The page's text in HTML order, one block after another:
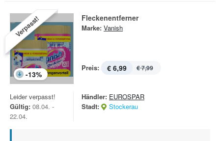
Verpasst!
-13%
Fleckenentferner
Marke: Vanish
Preis: € 6,99 € 7,99
Leider verpasst!
Gültig: 08.04. -
22.04.
Händler: EUROSPAR
Stadt:
Stockerau